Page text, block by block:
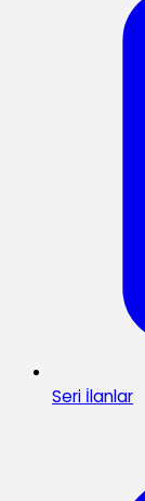
Seri İlanlar